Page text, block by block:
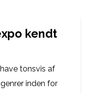
kendt
tonsvis af
inden for